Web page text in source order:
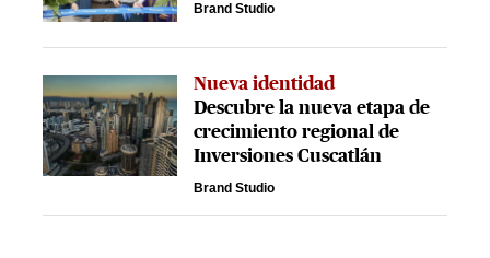
Brand Studio
Nueva identidad
Descubre la nueva etapa de
crecimiento regional de
Inversiones Cuscatlán
Brand Studio